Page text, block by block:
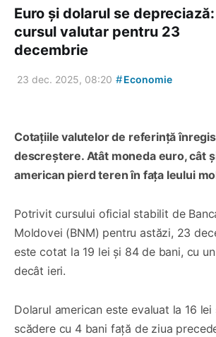
Euro și dolarul se depreciază:
cursul valutar pentru 23
decembrie
23 dec. 2025, 08:20 #Economie
Cotațiile valutelor de referință
descreștere. Atât moneda euro, cât
american pierd teren în fața leului
Potrivit cursului oficial stabilit de
Moldovei (BNM) pentru astăzi, 23
este cotat la 19 lei și 84 de bani, cu
decât ieri.
Dolarul american este evaluat la 16 lei
scădere cu 4 bani față de ziua